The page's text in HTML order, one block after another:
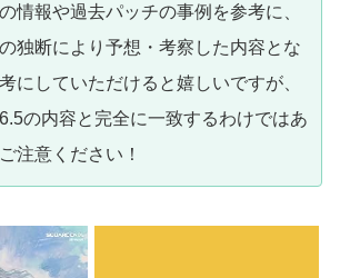
情報や過去パッチの事例を参考に、
独断により予想・考察した内容とな
にしていただけると嬉しいですが、
の内容と完全に一致するわけではあ
注意ください！